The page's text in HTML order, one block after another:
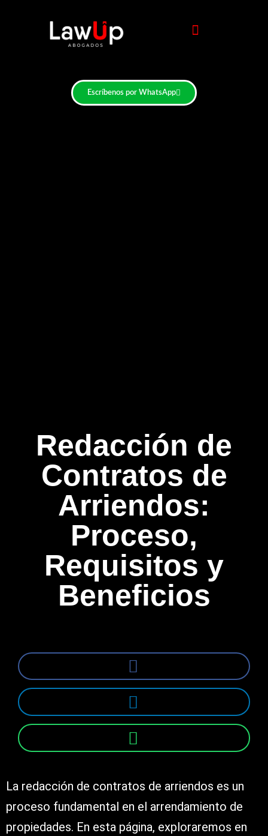
Escríbenos por WhatsApp
Redacción de
Contratos de
Arriendos:
Proceso,
Requisitos y
Beneficios
La redacción de contratos de arriendos es un
proceso fundamental en el arrendamiento de
propiedades. En esta página, exploraremos en